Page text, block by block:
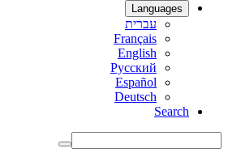
Languages
עברית
Français
English
Русский
Español
Deutsch
Search